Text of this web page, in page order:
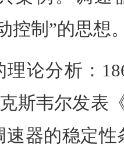
控制”的思想
理论分析：
斯韦尔发表
器的稳定